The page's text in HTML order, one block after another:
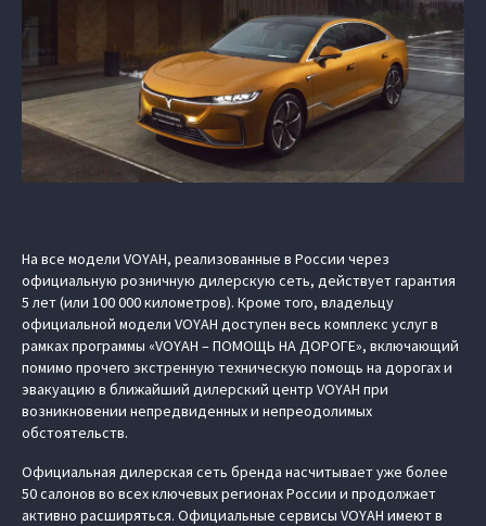
На все модели VOYAH, реализованные в России через
официальную розничную дилерскую сеть, действует гарантия
5 лет (или 100 000 километров). Кроме того, владельцу
официальной модели VOYAH доступен весь комплекс услуг в
рамках программы «VOYAH – ПОМОЩЬ НА ДОРОГЕ», включающий
помимо прочего экстренную техническую помощь на дорогах и
эвакуацию в ближайший дилерский центр VOYAH при
возникновении непредвиденных и непреодолимых
обстоятельств.
Официальная дилерская сеть бренда насчитывает уже более
50 салонов во всех ключевых регионах России и продолжает
активно расширяться. Официальные сервисы VOYAH имеют в